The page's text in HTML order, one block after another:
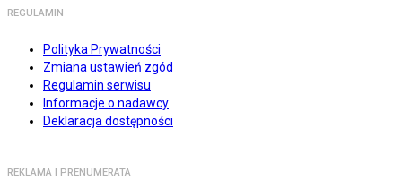
REGULAMIN
Polityka Prywatności
Zmiana ustawień zgód
Regulamin serwisu
Informacje o nadawcy
Deklaracja dostępności
REKLAMA I PRENUMERATA